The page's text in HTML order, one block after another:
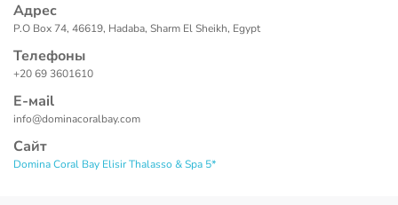
Адрес
P.O Box 74, 46619, Hadaba, Sharm El Sheikh, Egypt
Телефоны
+20 69 3601610
Е-маil
info@dominacoralbay.com
Сайт
Domina Coral Bay Elisir Thalasso & Spa 5*